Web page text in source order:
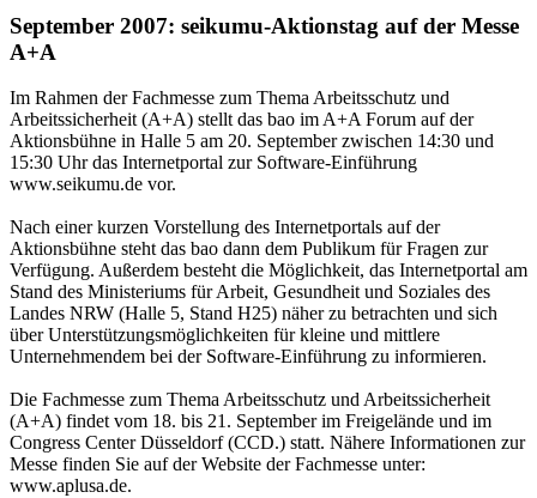
September 2007: seikumu-Aktionstag auf der Messe
A+A
Im Rahmen der Fachmesse zum Thema Arbeitsschutz und
Arbeitssicherheit (A+A) stellt das bao im A+A Forum auf der
Aktionsbühne in Halle 5 am 20. September zwischen 14:30 und
15:30 Uhr das Internetportal zur Software-Einführung
www.seikumu.de vor.
Nach einer kurzen Vorstellung des Internetportals auf der
Aktionsbühne steht das bao dann dem Publikum für Fragen zur
Verfügung. Außerdem besteht die Möglichkeit, das Internetportal am
Stand des Ministeriums für Arbeit, Gesundheit und Soziales des
Landes NRW (Halle 5, Stand H25) näher zu betrachten und sich
über Unterstützungsmöglichkeiten für kleine und mittlere
Unternehmendem bei der Software-Einführung zu informieren.
Die Fachmesse zum Thema Arbeitsschutz und Arbeitssicherheit
(A+A) findet vom 18. bis 21. September im Freigelände und im
Congress Center Düsseldorf (CCD.) statt. Nähere Informationen zur
Messe finden Sie auf der Website der Fachmesse unter:
www.aplusa.de.